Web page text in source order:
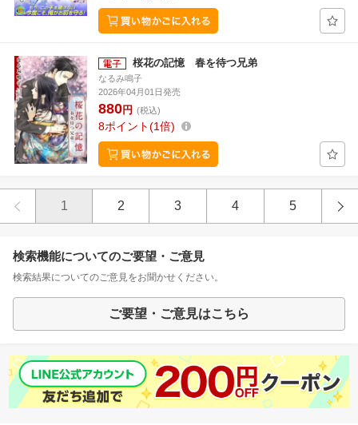
桜花の記憶 春を待つ兄弟
なるみ鳴子
2026年04月01日発売
880円 (税込)
8ポイント 1倍
1 2 3 4 5
検索機能についてのご要望・ご意見
検索結果についてのご意見をお聞かせください。
ご要望・ご意見はこちら